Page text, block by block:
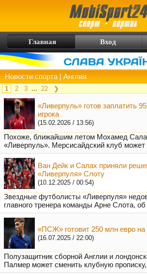
Главная Вход
Новости спорта | Англия
1 2 3 ... 22 ❯
«Ливерпуль» готов заплатить
игрока
(15.02.2026 / 13:56)
Похоже, ближайшим летом Мохамед
«Ливерпуль». Мерсисайдский клуб может
Ван Дейк и Салах приняли
«Ливерпуля» Слоту
(10.12.2025 / 00:54)
Звездные футболисты «Ливерпуля»
главного тренера команды Арне Слота,
«ПСЖ» готовит 250 млн евро на
(16.07.2025 / 22:00)
Полузащитник сборной Англии и
Палмер может сменить клубную